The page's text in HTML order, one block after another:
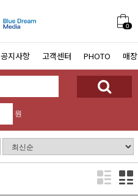
0
공지사항 고객센터 PHOTO 매
원